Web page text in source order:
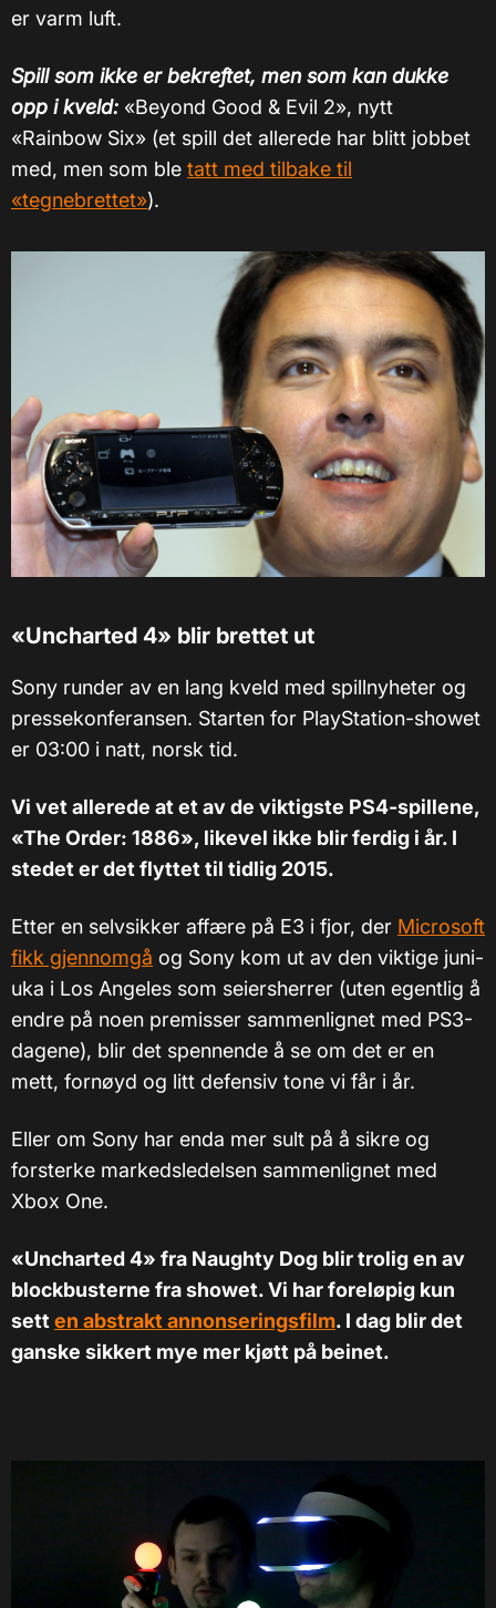
er varm luft.
Spill som ikke er bekreftet, men som kan dukke
opp i kveld: «Beyond Good & Evil 2», nytt
«Rainbow Six» (et spill det allerede har blitt jobbet
med, men som ble tatt med tilbake til
«tegnebrettet»).
«Uncharted 4» blir brettet ut
Sony runder av en lang kveld med spillnyheter og
pressekonferansen. Starten for PlayStation-showet
er 03:00 i natt, norsk tid.
Vi vet allerede at et av de viktigste PS4-spillene,
«The Order: 1886», likevel ikke blir ferdig i år. I
stedet er det flyttet til tidlig 2015.
Etter en selvsikker affære på E3 i fjor, der Microsoft
fikk gjennomgå og Sony kom ut av den viktige juni-
uka i Los Angeles som seiersherrer (uten egentlig å
endre på noen premisser sammenlignet med PS3-
dagene), blir det spennende å se om det er en
mett, fornøyd og litt defensiv tone vi får i år.
Eller om Sony har enda mer sult på å sikre og
forsterke markedsledelsen sammenlignet med
Xbox One.
«Uncharted 4» fra Naughty Dog blir trolig en av
blockbusterne fra showet. Vi har foreløpig kun
setten abstrakt annonseringsfilm. I dag blir det
ganske sikkert mye mer kjøtt på beinet.